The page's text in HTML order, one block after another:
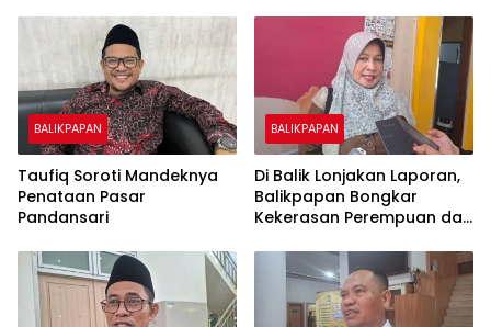
BALIKPAPAN
Taufiq Soroti Mandeknya
Penataan Pasar
Pandansari
BALIKPAPAN
Di Balik Lonjakan Laporan,
Balikpapan Bongkar
Kekerasan Perempuan dan